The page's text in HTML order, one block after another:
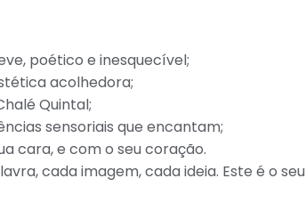
poético e inesquecível;
acolhedora;
Quintal;
sensoriais que encantam;
cara, e com o seu coração.
cada imagem, cada ideia. Este é o seu